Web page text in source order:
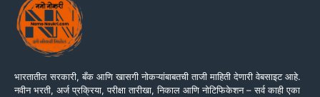
भारतातील सरकारी, बँक आणि खासगी नोकऱ्यांबाबतची ताजी माहिती देणारी वेबसाइट आहे.
नवीन भरती, अर्ज प्रक्रिया, परीक्षा तारीखा, निकाल आणि नोटिफिकेशन – सर्व काही एका